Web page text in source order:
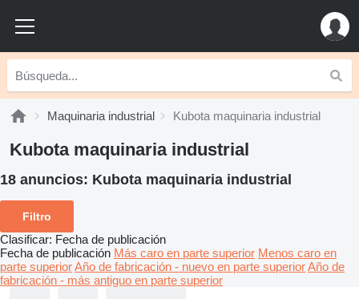
Maquinaria industrial Kubota maquinaria industrial
Kubota maquinaria industrial
18 anuncios: Kubota maquinaria industrial
Filtro
Clasificar: Fecha de publicación
Fecha de publicación Más caro en parte superior Menos caro en
parte superiorAño de fabricación - nuevo en parte superiorAño de
fabricación - más antiguo en parte superior